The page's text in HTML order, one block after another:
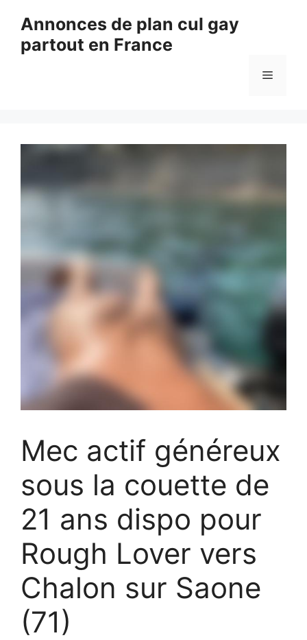
contenu
Annonces de plan cul gay
partout en France
Menu
Mec actif généreux
sous la couette de
21 ans dispo pour
Rough Lover vers
Chalon sur Saone
(71)